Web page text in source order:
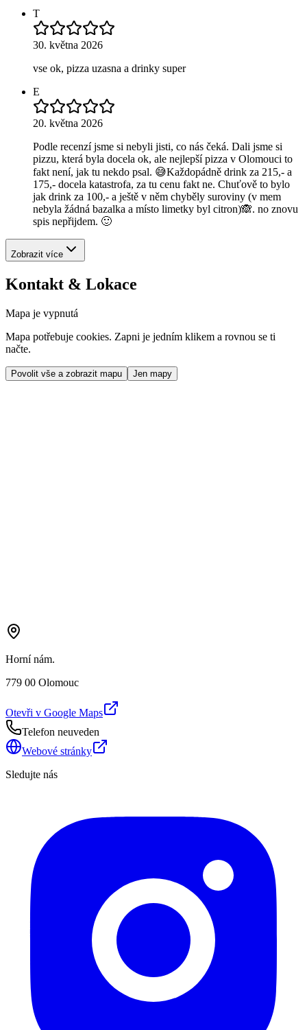
T
30. května 2026
vse ok, pizza uzasna a drinky super
E
20. května 2026
Podle recenzí jsme si nebyli jisti, co nás čeká. Dali jsme si
pizzu, která byla docela ok, ale nejlepší pizza v Olomouci to
fakt není, jak tu nekdo psal. 😅Každopádně drink za 215,- a
175,- docela katastrofa, za tu cenu fakt ne. Chuťově to bylo
jak drink za 100,- a ještě v něm chyběly suroviny (v mem
nebyla žádná bazalka a místo limetky byl citron)🙈. no znovu
spis nepřijdem. 🙂
Zobrazit více
Kontakt & Lokace
Mapa je vypnutá
Mapa potřebuje cookies. Zapni je jedním klikem a rovnou se ti
načte.
Povolit vše a zobrazit mapu Jen mapy
Horní nám.
779 00 Olomouc
Otevři v Google Maps
Telefon neuveden
Webové stránky
Sledujte nás